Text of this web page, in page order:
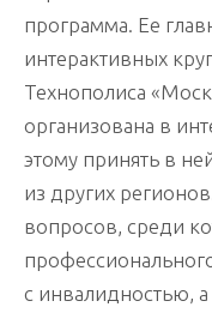
программа. Ее
интерактивных
Технополиса
организована в
этому принять в
из других
вопросов, среди
с инвалидностью,